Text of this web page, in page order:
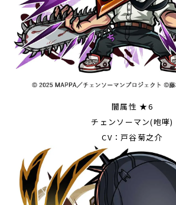
闇属性 ★6
チェンソーマン(咆哮)
CV：戸谷菊之介